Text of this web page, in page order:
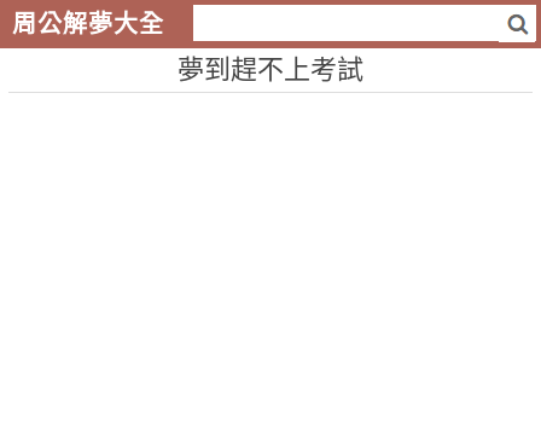
周公解夢大全
夢到趕不上考試